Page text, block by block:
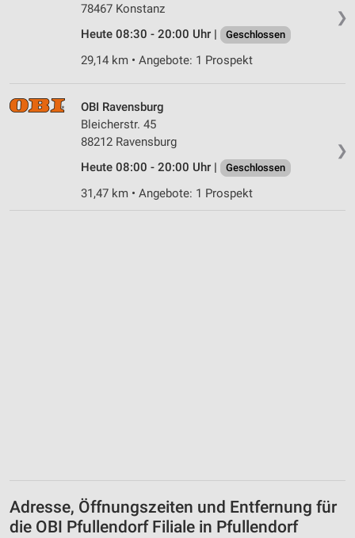
❯
78467 Konstanz
Heute 08:30 - 20:00 Uhr |
Geschlossen
29,14 km • Angebote: 1 Prospekt
❯
OBI Ravensburg
Bleicherstr. 45
88212 Ravensburg
Heute 08:00 - 20:00 Uhr |
Geschlossen
31,47 km • Angebote: 1 Prospekt
Adresse, Öffnungszeiten und Entfernung für
die OBI Pfullendorf Filiale in Pfullendorf
Performance